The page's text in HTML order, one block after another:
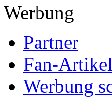
Werbung
Partner
Fan-Artikel
Werbung